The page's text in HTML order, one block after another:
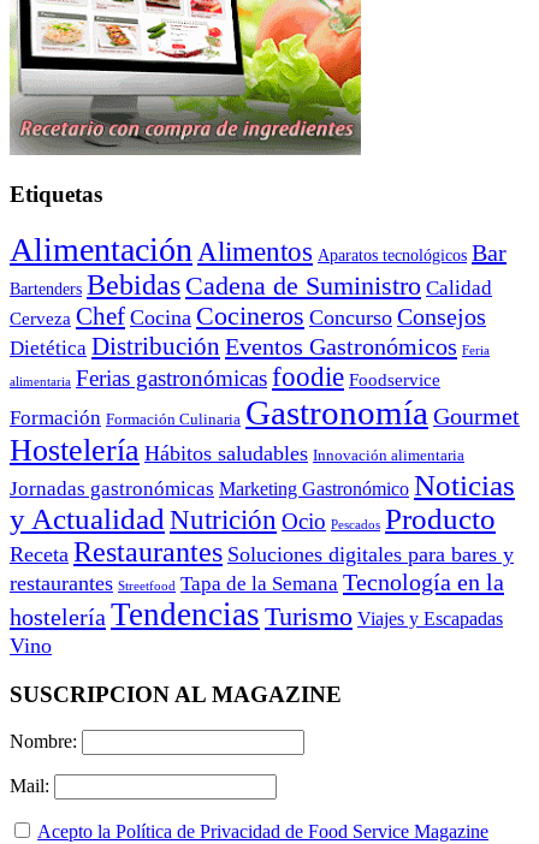
Etiquetas
Alimentación Alimentos Aparatos tecnológicos Bar
Bartenders Bebidas Cadena de Suministro Calidad
Cerveza Chef Cocina Cocineros Concurso Consejos
Dietética Distribución Eventos Gastronómicos Feria
alimentaria Ferias gastronómicasfoodie Foodservice
Formación Formación Culinaria Gastronomía Gourmet
Hostelería Hábitos saludables Innovación alimentaria
Jornadas gastronómicas Marketing Gastronómico Noticias
y Actualidad Nutrición Ocio Pescados Producto
Receta Restaurantes Soluciones digitales para bares y
restaurantes Streetfood Tapa de la Semana Tecnología en la
hostelería Tendencias Turismo Viajes y Escapadas
Vino
SUSCRIPCION AL MAGAZINE
Nombre:
Mail:
Acepto la Política de Privacidad de Food Service Magazine